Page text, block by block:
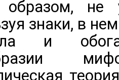
образом, не
знаки, в
и